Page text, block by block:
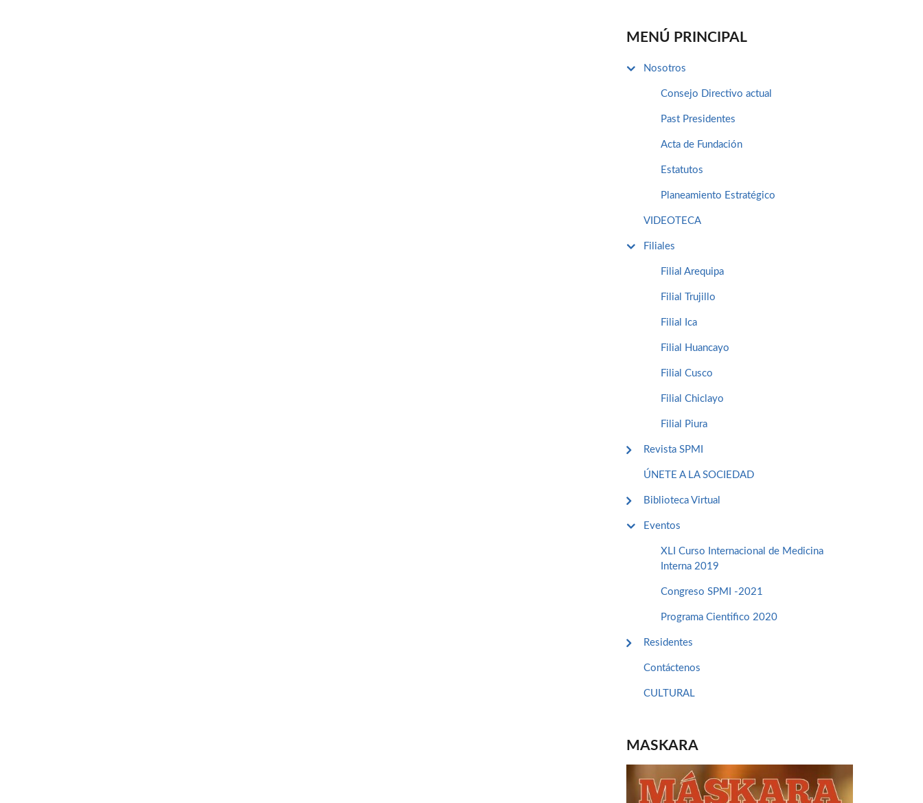
MENÚ PRINCIPAL
Nosotros
Consejo Directivo actual
Past Presidentes
Acta de Fundación
Estatutos
Planeamiento Estratégico
VIDEOTECA
Filiales
Filial Arequipa
Filial Trujillo
Filial Ica
Filial Huancayo
Filial Cusco
Filial Chiclayo
Filial Piura
Revista SPMI
ÚNETE A LA SOCIEDAD
Biblioteca Virtual
Eventos
XLI Curso Internacional de Medicina
Interna 2019
Congreso SPMI -2021
Programa Cientifico 2020
Residentes
Contáctenos
CULTURAL
MASKARA